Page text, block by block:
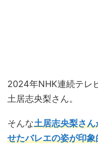
2024年NHK連続テレ
土居志央梨さん。
そんな土居志央梨さ
せたバレエの姿が印